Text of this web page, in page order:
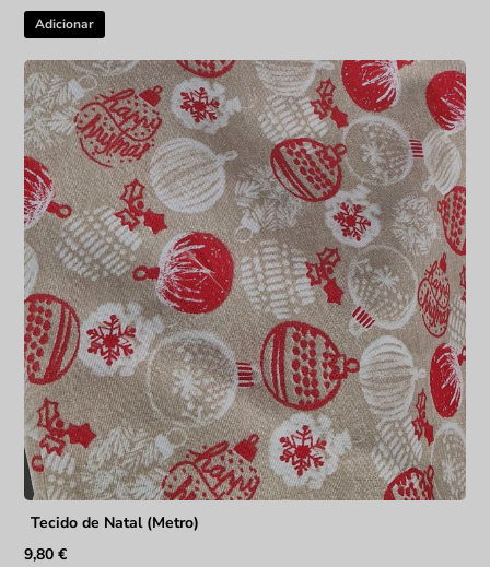
Adicionar
Tecido de Natal (Metro)
9,80€